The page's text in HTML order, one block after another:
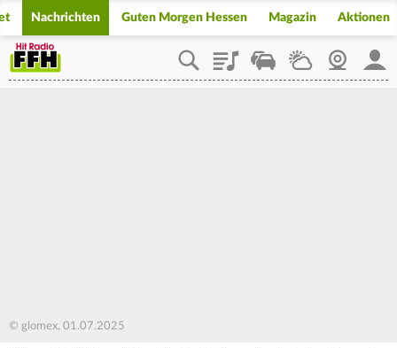
Nachrichten Guten Morgen Hessen Magazin Aktionen
PlaylistStaupilotWetterWebcam
© glomex, 01.07.2025